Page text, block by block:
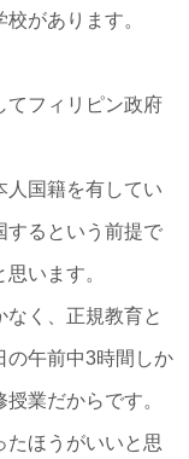
があります。
てフィリピン政府
人国籍を有してい
するという前提で
います。
く、正規教育と
の午前中3時間しか
業だからです。
たほうがいいと思